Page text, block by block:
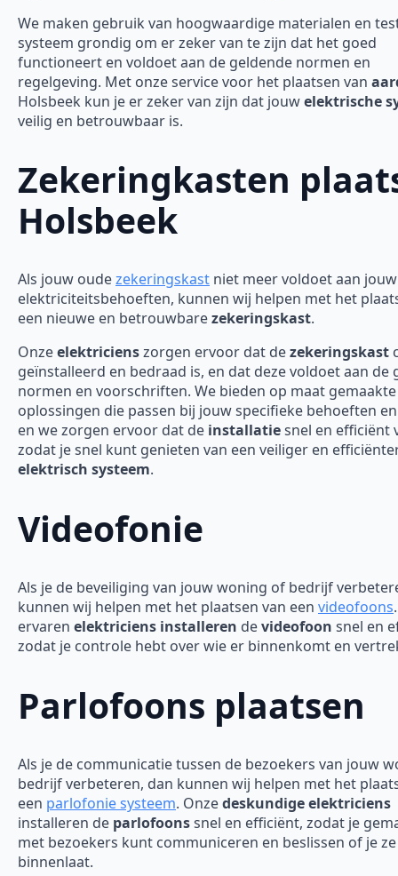
We maken gebruik van hoogwaardige materialen en
systeem grondig om er zeker van te zijn dat het goed
functioneert en voldoet aan de geldende normen en
regelgeving. Met onze service voor het plaatsen van
Holsbeek kun je er zeker van zijn dat jouwelektrische
veilig en betrouwbaar is.
Zekeringkasten
Holsbeek
Als jouw oudezekeringskast niet meer voldoet aan jouw
elektriciteitsbehoeften, kunnen wij helpen met het
een nieuwe en betrouwbarezekeringskast.
Onzeelektricienszorgen ervoor dat dezekeringskast
geïnstalleerd en bedraad is, en dat deze voldoet aan de
normen en voorschriften. We bieden op maat gemaakte
oplossingen die passen bij jouw specifieke behoeften
en we zorgen ervoor dat de installatiesnel en efficiënt
zodat je snel kunt genieten van een veiliger en
elektrisch systeem.
Videofonie
Als je de beveiliging van jouw woning of bedrijf
kunnen wij helpen met het plaatsen van een videofoons
ervaren elektriciens installeren devideofoon snel en
zodat je controle hebt over wie er binnenkomt en
Parlofoons plaatsen
Als je de communicatie tussen de bezoekers van jouw
bedrijf verbeteren, dan kunnen wij helpen met het
een parlofonie systeem. Onzedeskundige elektriciens
installeren de parlofoonssnel en efficiënt, zodat je
met bezoekers kunt communiceren en beslissen of je ze
binnenlaat.